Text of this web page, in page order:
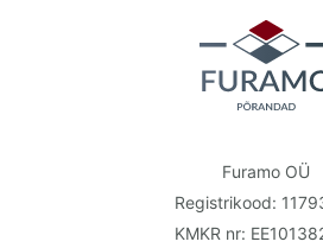
Furamo OÜ
Registrikood:
KMKR nr: